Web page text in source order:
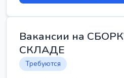
Вакансии на
СКЛАДЕ
Требуются